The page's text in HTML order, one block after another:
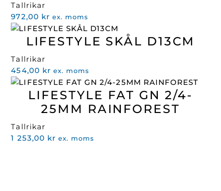
Tallrikar
972,00 kr ex. moms
LIFESTYLE SKÅL D13CM
Tallrikar
454,00 kr ex. moms
LIFESTYLE FAT GN 2/4-
25MM RAINFOREST
Tallrikar
1 253,00 kr ex. moms